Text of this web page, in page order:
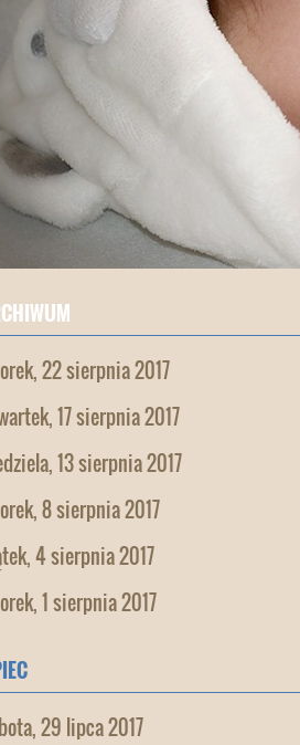
22 sierpnia 2017
17 sierpnia 2017
13 sierpnia 2017
8 sierpnia 2017
4 sierpnia 2017
1 sierpnia 2017
29 lipca 2017